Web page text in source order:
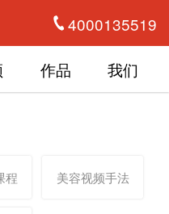
4000135519
作品 我们
程 美容视频手法